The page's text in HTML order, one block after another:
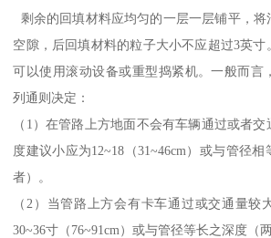
剩余的回填材料应均匀的一层一层铺平，
空隙，后回填材料的粒子大小不应超过3英
可以使用滚动设备或重型捣紧机。一般而言
列通则决定：
（1）在管路上方地面不会有车辆通过或者
度建议小应为12~18（31~46cm）或与管径
者）。
（2）当管路上方会有卡车通过或交通量较
30~36寸（76~91cm）或与管径等长之深度（